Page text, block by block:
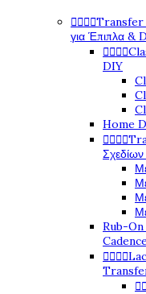
Transfer
για Έπιπλα &

DIY
Home

Rub-

